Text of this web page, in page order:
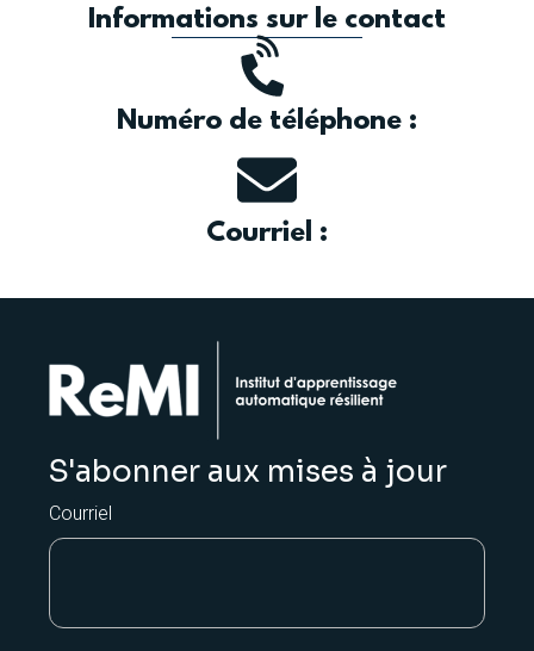
Informations sur le contact
Numéro de téléphone :
Courriel :
S'abonner aux mises à jour
Courriel